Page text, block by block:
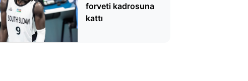
forveti kadrosuna
kattı